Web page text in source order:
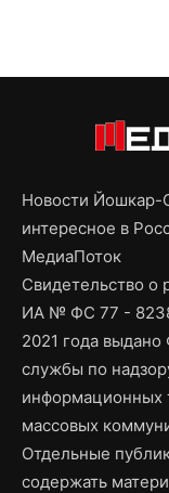
Новости
интересное в
МедиаПоток
Свидетельство о
ИА № ФС 77 -
2021 года
службы по
информационных
массовых
Отдельные
содержать